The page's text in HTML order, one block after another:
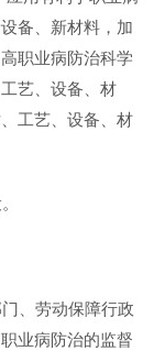
备、新材料，加
职业病防治科学
艺、设备、材
工艺、设备、材
、劳动保障行政
业病防治的监督